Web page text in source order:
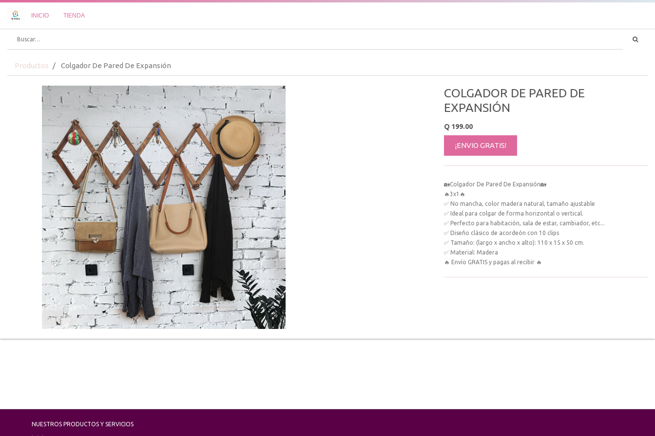
INICIO TIENDA
Productos Colgador De Pared De Expansión
COLGADOR DE PARED DE
EXPANSIÓN
Q 199.00
¡ENVIO GRATIS!
🏡Colgador De Pared De Expansión🏡
🔥3x1🔥
✅ No mancha, color madera natural, tamaño ajustable
✅ Ideal para colgar de forma horizontal o vertical.
✅ Perfecto para habitación, sala de estar, cambiador, etc...
✅ Diseño clásico de acordeón con 10 clips
✅ Tamaño: (largo x ancho x alto): 110 x 15 x 50 cm.
✅ Material: Madera
🔥 Envío GRATIS y pagas al recibir 🔥
NUESTROS PRODUCTOS Y SERVICIOS